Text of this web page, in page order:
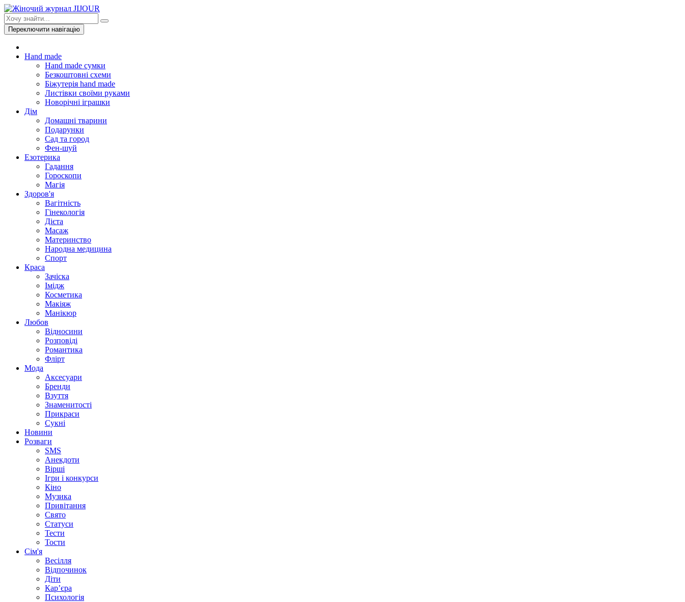
Переключити навігацію
Hand made
Hand made сумки
Безкоштовні схеми
Біжутерія hand made
Листівки своїми руками
Новорічні іграшки
Дім
Домашні тварини
Подарунки
Сад та город
Фен-шуй
Езотерика
Гадання
Гороскопи
Магія
Здоров'я
Вагітність
Гінекологія
Дієта
Масаж
Материнство
Народна медицина
Спорт
Краса
Зачіска
Імідж
Косметика
Макіяж
Манікюр
Любов
Відносини
Розповіді
Романтика
Флірт
Мода
Аксесуари
Бренди
Взуття
Знаменитості
Прикраси
Сукні
Новини
Розваги
SMS
Анекдоти
Вірші
Ігри і конкурси
Кіно
Музика
Привітання
Свято
Статуси
Тести
Тости
Сім'я
Весілля
Відпочинок
Діти
Кар’єра
Психологія